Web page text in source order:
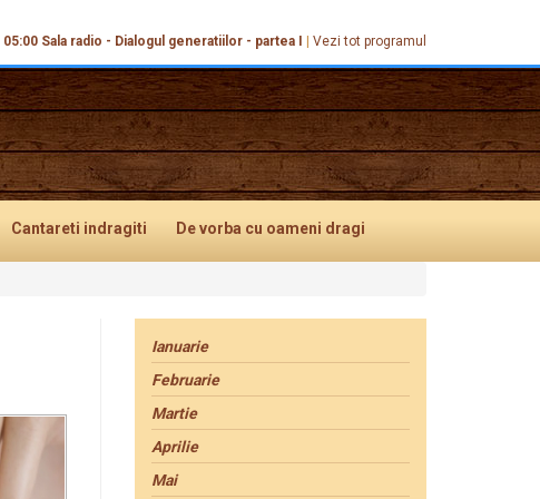
05:00 Sala radio - Dialogul generatiilor - partea I Vezi tot programul
Cantareti indragiti De vorba cu oameni dragi
Ianuarie
Februarie
Martie
Aprilie
Mai